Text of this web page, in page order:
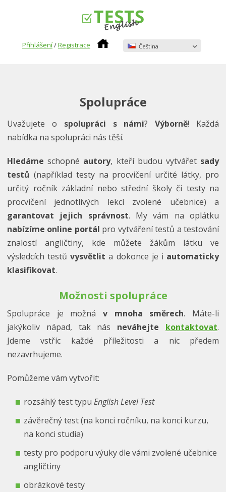
Přihlášení/Registrace Čeština
Spolupráce
Uvažujete o spolupráci s námi?Výborně! Každá
nabídka na spolupráci nás těší.
Hledáme schopné autory, kteří budou vytvářet sady
testů (například testy na procvičení určité látky, pro
určitý ročník základní nebo střední školy či testy na
procvičení jednotlivých lekcí zvolené učebnice) a
garantovat jejich správnost. My vám na oplátku
nabízíme online portál pro vytváření testů a testování
znalostí angličtiny, kde můžete žákům látku ve
výsledcích testůvysvětlit a dokonce je i automaticky
klasifikovat.
Možnosti spolupráce
Spolupráce je možná v mnoha směrech. Máte-li
jakýkoliv nápad, tak nás neváhejte kontaktovat.
Jdeme vstříc každé příležitosti a nic předem
nezavrhujeme.
Pomůžeme vám vytvořit:
rozsáhlý test typu English Level Test
závěrečný test (na konci ročníku, na konci kurzu,
na konci studia)
testy pro podporu výuky dle vámi zvolené učebnice
angličtiny
obrázkové testy